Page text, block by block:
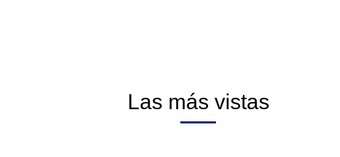
Las más vistas